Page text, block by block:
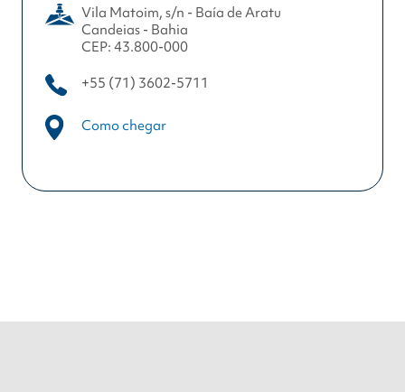
Vila Matoim, s/n - Baía de Aratu
Candeias - Bahia
CEP: 43.800-000
+55 (71) 3602-5711
Como chegar